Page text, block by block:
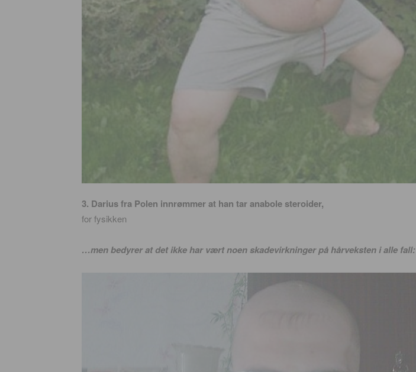
3. Darius fra Polen innrømmer at han tar anabole steroider,
for fysikken
…men bedyrer at det ikke har vært noen skadevirkninger på hårveksten i alle fall: